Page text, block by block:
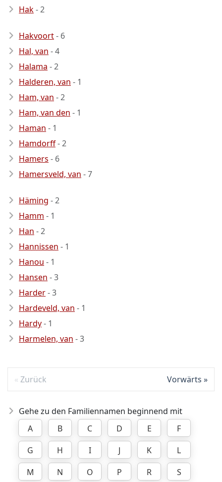
Hak- 2
Hakvoort- 6
Hal, van - 4
Halama - 2
Halderen, van - 1
Ham, van - 2
Ham, van den - 1
Haman - 1
Hamdorff- 2
Hamers - 6
Hamersveld, van - 7
Häming - 2
Hamm - 1
Han - 2
Hannissen - 1
Hanou - 1
Hansen - 3
Harder- 3
Hardeveld, van - 1
Hardy- 1
Harmelen, van - 3
Zurück Vorwärts
Gehe zu den Familiennamen beginnend mit
A
B C D E
F
G
H I J K
L
M
N O P R
S